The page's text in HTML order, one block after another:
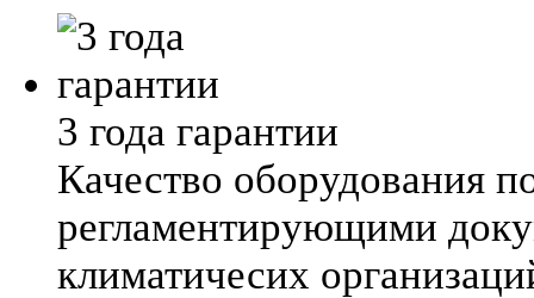
3 года гарантии
Качество оборудования
регламентирующими
климатичесих